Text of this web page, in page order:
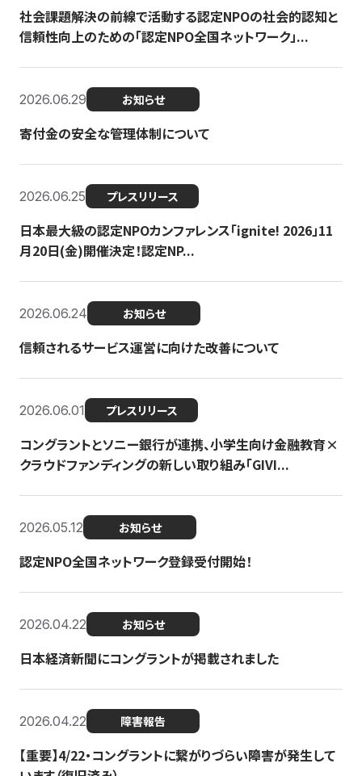
社会課題解決の前線で活動する認定NPOの社会的認知と
信頼性向上のための「認定NPO全国ネットワーク」...
2026.06.29 お知らせ
寄付金の安全な管理体制について
2026.06.25 プレスリリース
日本最大級の認定NPOカンファレンス「ignite! 2026」11
月20日(金)開催決定！認定NP...
2026.06.24 お知らせ
信頼されるサービス運営に向けた改善について
2026.06.01 プレスリリース
コングラントとソニー銀行が連携、小学生向け金融教育×
クラウドファンディングの新しい取り組み「GIVI...
2026.05.12 お知らせ
認定NPO全国ネットワーク登録受付開始！
2026.04.22 お知らせ
日本経済新聞にコングラントが掲載されました
2026.04.22 障害報告
【重要】4/22・コングラントに繋がりづらい障害が発生して